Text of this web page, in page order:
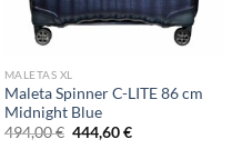
MALETAS XL
Maleta Spinner C-LITE 86 cm
Midnight Blue
494,00€ El
precio
444,60€El